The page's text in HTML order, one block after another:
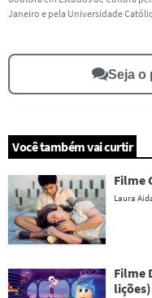
Janeiro e pela Universidade
Seja o
Você também vai curtir
Filme
Laura
Filme
lições)